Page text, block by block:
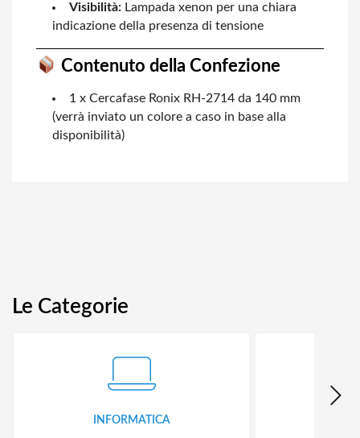
Visibilità: Lampada xenon per una chiara
indicazione della presenza di tensione
Contenuto della Confezione
1 x Cercafase Ronix RH-2714 da 140 mm
(verrà inviato un colore a caso in base alla
disponibilità)
Le Categorie
INFORMATICA